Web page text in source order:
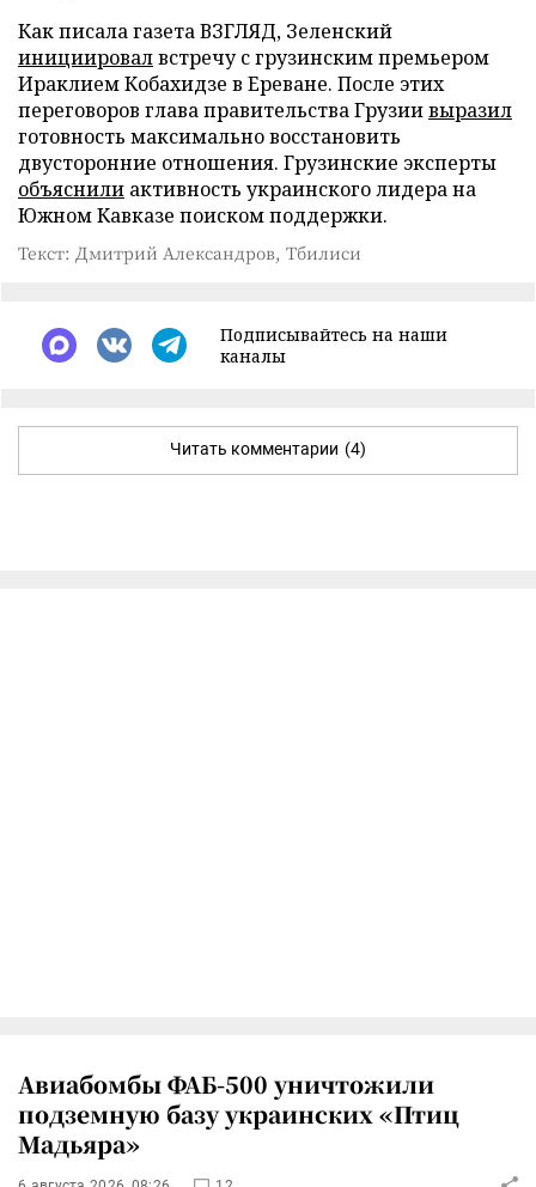
Как писала газета ВЗГЛЯД, Зеленский
инициировалвстречу с грузинским премьером
Ираклием Кобахидзе в Ереване. После этих
переговоров глава правительства Грузиивыразил
готовность максимально восстановить
двусторонние отношения. Грузинские эксперты
объяснили активность украинского лидера на
Южном Кавказе поиском поддержки.
Текст: Дмитрий Александров, Тбилиси
Подписывайтесь на наши
каналы
Читать комментарии (4)
Авиабомбы ФАБ-500 уничтожили
подземную базу украинских «Птиц
Мадьяра»